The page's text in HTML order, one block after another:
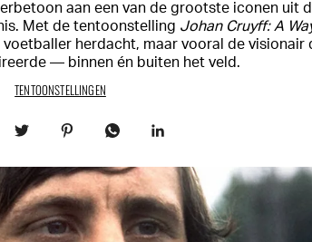
aan een van de grootste iconen uit
Met de tentoonstelling Johan Cruyff: A
herdacht, maar vooral de visionair
— binnen én buiten het veld.
TENTOONSTELLINGEN